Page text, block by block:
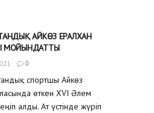
АЙКӨЗ ЕРАЛХАН
МОЙЫНДАТТЫ
0
спортшы Айкөз
өткен XVI Әлем
алды. Ат үстінде жүріп